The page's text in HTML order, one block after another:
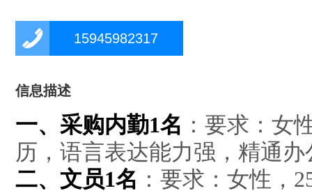
15945982317
信息描述
一、采购内勤1名 ：要求：女
历，语言表达能力强，精通办
二、文员1名 ：要求：女性，